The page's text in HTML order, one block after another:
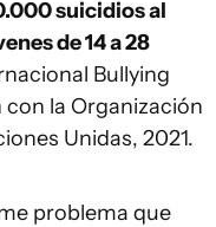
suicidios al
de 14 a 28
Bullying
la Organización
Unidas, 2021.
problema que